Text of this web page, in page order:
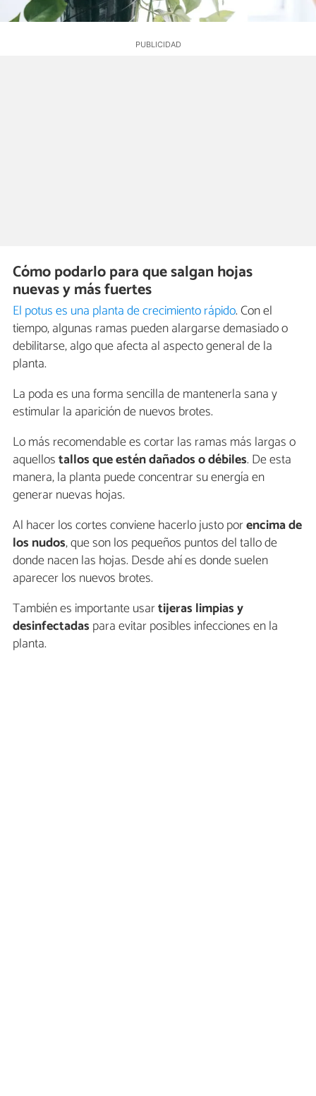
Cómo podarlo para que salgan hojas
nuevas y más fuertes
El potus es una planta de crecimiento rápido. Con el
tiempo, algunas ramas pueden alargarse demasiado o
debilitarse, algo que afecta al aspecto general de la
planta.
La poda es una forma sencilla de mantenerla sana y
estimular la aparición de nuevos brotes.
Lo más recomendable es cortar las ramas más largas o
aquellostallos que estén dañados o débiles. De esta
manera, la planta puede concentrar su energía en
generar nuevas hojas.
Al hacer los cortes conviene hacerlo justo porencima de
los nudos, que son los pequeños puntos del tallo de
donde nacen las hojas. Desde ahí es donde suelen
aparecer los nuevos brotes.
También es importante usartijeras limpias y
desinfectadas para evitar posibles infecciones en la
planta.